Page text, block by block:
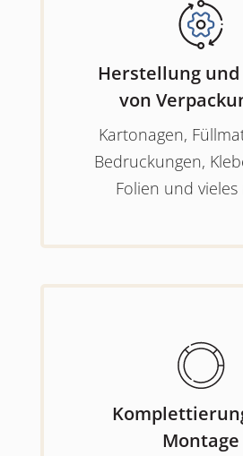
Herstellung und
von
Kartonagen,
Bedruckungen,
Folien und vieles
Montage